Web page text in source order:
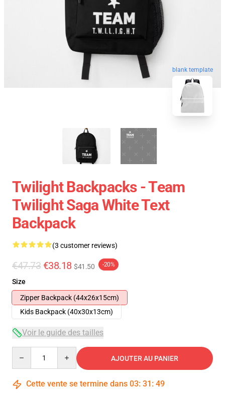
blank template
Twilight Backpacks - Team
Twilight Saga White Text
Backpack
(3 customer reviews)
€47.73 €38.18 $41.50 -20%
Size
Zipper Backpack (44x26x15cm)
Kids Backpack (40x30x13cm)
Voir le guide des tailles
AJOUTER AU PANIER
Cette vente se termine dans 03: 31 : 49